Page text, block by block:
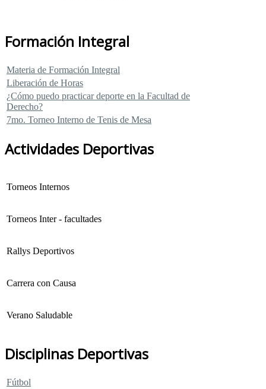
Formación Integral
Materia de Formación Integral
Liberación de Horas
¿Cómo puedo practicar deporte en la Facultad de
Derecho?
7mo. Torneo Interno de Tenis de Mesa
Actividades Deportivas
Torneos Internos
Torneos Inter - facultades
Rallys Deportivos
Carrera con Causa
Verano Saludable
Disciplinas Deportivas
Fútbol